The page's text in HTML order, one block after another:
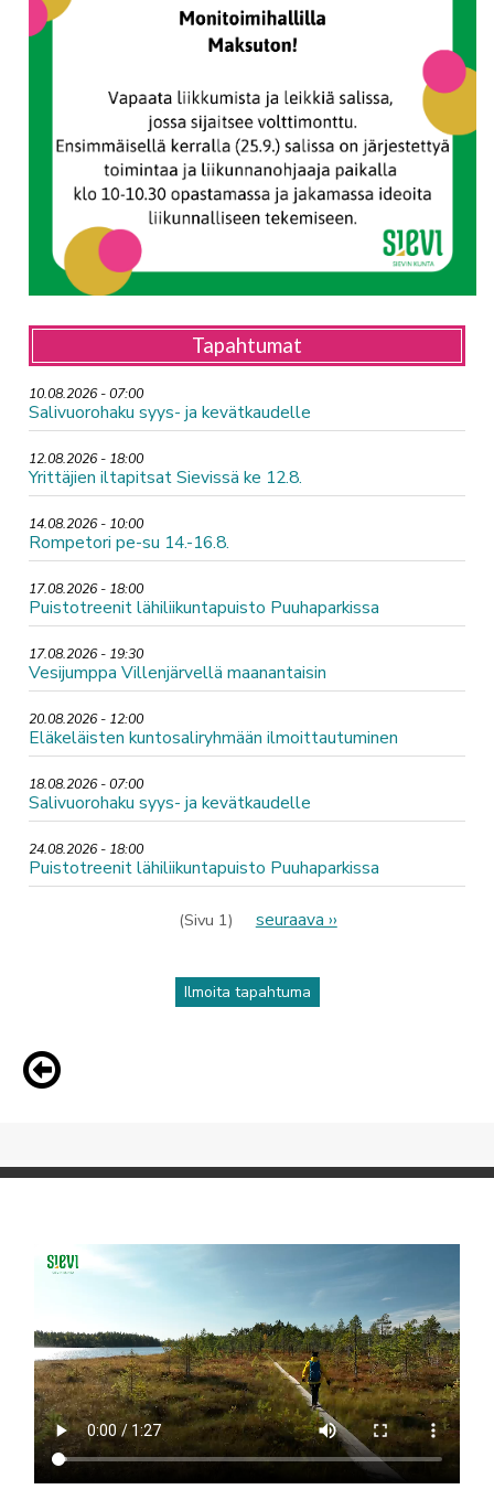
Tapahtumat
10.08.2026 - 07:00
Salivuorohaku syys- ja kevätkaudelle
12.08.2026 - 18:00
Yrittäjien iltapitsat Sievissä ke 12.8.
14.08.2026 - 10:00
Rompetori pe-su 14.-16.8.
17.08.2026 - 18:00
Puistotreenit lähiliikuntapuisto Puuhaparkissa
17.08.2026 - 19:30
Vesijumppa Villenjärvellä maanantaisin
20.08.2026 - 12:00
Eläkeläisten kuntosaliryhmään ilmoittautuminen
18.08.2026 - 07:00
Salivuorohaku syys- ja kevätkaudelle
24.08.2026 - 18:00
Puistotreenit lähiliikuntapuisto Puuhaparkissa
(Sivu 1)
Seuraava
seuraava ››
Ilmoita tapahtuma